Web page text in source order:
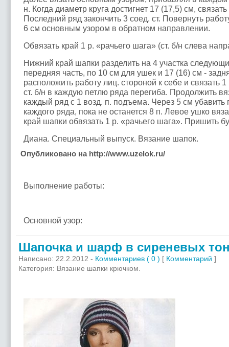
н. Когда диаметр круга достигнет 17 (17,5) см,
Последний ряд закончить 3 соед. ст. Повернуть
6 см основным узором в обратном направлении.
Обвязать край 1 р. «рачьего шага» (ст. б/н слева
Нижний край шапки разделить на 4 участка
передняя часть, по 10 см для ушек и 17 (16) см -
расположить работу лиц. стороной к себе и связать
ст. б/н в каждую петлю ряда перегиба. Продолжить
каждый ряд с 1 возд. п. подъема. Через 5 см убавить
каждого ряда, пока не останется 8 п. Левое ушко
край шапки обвязать 1 р. «рачьего шага». Пришить
Диана. Специальный выпуск. Вязание шапок.
Опубликовано на http://www.uzelok.ru/
Выполнение работы:
Основной узор:
Шапочка и шарф в сиреневых
Написано: 22.2.2012 - Комментариев ( 0 ) [ Комментарий ]
Категория: Вязание шапки крючком.